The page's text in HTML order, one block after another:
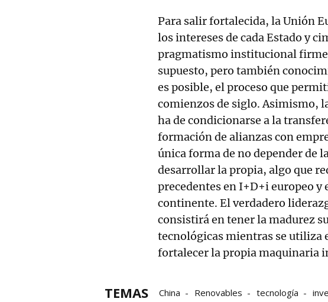
Para salir fortalecida, la Unión
los intereses de cada Estado y
pragmatismo institucional
supuesto, pero también
es posible, el proceso que
comienzos de siglo. Asimismo,
ha de condicionarse a la
formación de alianzas con
única forma de no depender de
desarrollar la propia, algo que
precedentes en I+D+i europeo
continente. El verdadero
consistirá en tener la madurez
tecnológicas mientras se utiliza
fortalecer la propia maquinaria
TEMAS China Renovables tecnología